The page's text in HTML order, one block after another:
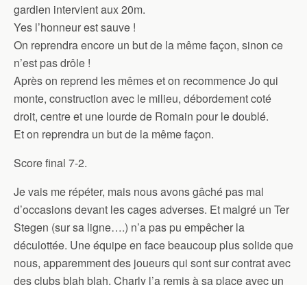
gardien intervient aux 20m.
Yes l’honneur est sauve !
On reprendra encore un but de la même façon, sinon ce
n’est pas drôle !
Après on reprend les mêmes et on recommence Jo qui
monte, construction avec le milieu, débordement coté
droit, centre et une lourde de Romain pour le doublé.
Et on reprendra un but de la même façon.
Score final 7-2.
Je vais me répéter, mais nous avons gâché pas mal
d’occasions devant les cages adverses. Et malgré un Ter
Stegen (sur sa ligne….) n’a pas pu empêcher la
déculottée. Une équipe en face beaucoup plus solide que
nous, apparemment des joueurs qui sont sur contrat avec
des clubs blah blah. Charly l’a remis à sa place avec un